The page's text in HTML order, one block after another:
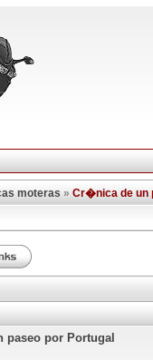
moteras » Cr�nica de un
por Portugal